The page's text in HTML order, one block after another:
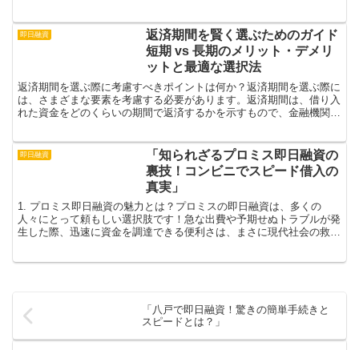
即日融資
返済期間を賢く選ぶためのガイド
短期 vs 長期のメリット・デメリ
ットと最適な選択法
返済期間を選ぶ際に考慮すべきポイントは何か？返済期間を選ぶ際に
は、さまざまな要素を考慮する必要があります。返済期間は、借り入
れた資金をどのくらいの期間で返済するかを示すもので、金融機関か
即日融資
「知られざるプロミス即日融資の
裏技！コンビニでスピード借入の
真実」
1. プロミス即日融資の魅力とは？プロミスの即日融資は、多くの
人々にとって頼もしい選択肢です！急な出費や予期せぬトラブルが発
生した際、迅速に資金を調達できる便利さは、まさに現代社会の救世
「八戸で即日融資！驚きの簡単手続きと
スピードとは？」